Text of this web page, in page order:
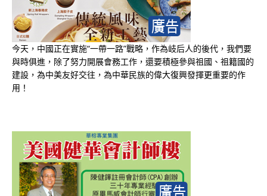
今天，中國正在實施“一帶一路”戰略，作為岐后人的後代，我們要
與時俱進，除了努力開展會務工作，還要積極參與祖國、祖籍國的
建設，為中美友好交往，為中華民族的偉大復興發揮更重要的作
用！